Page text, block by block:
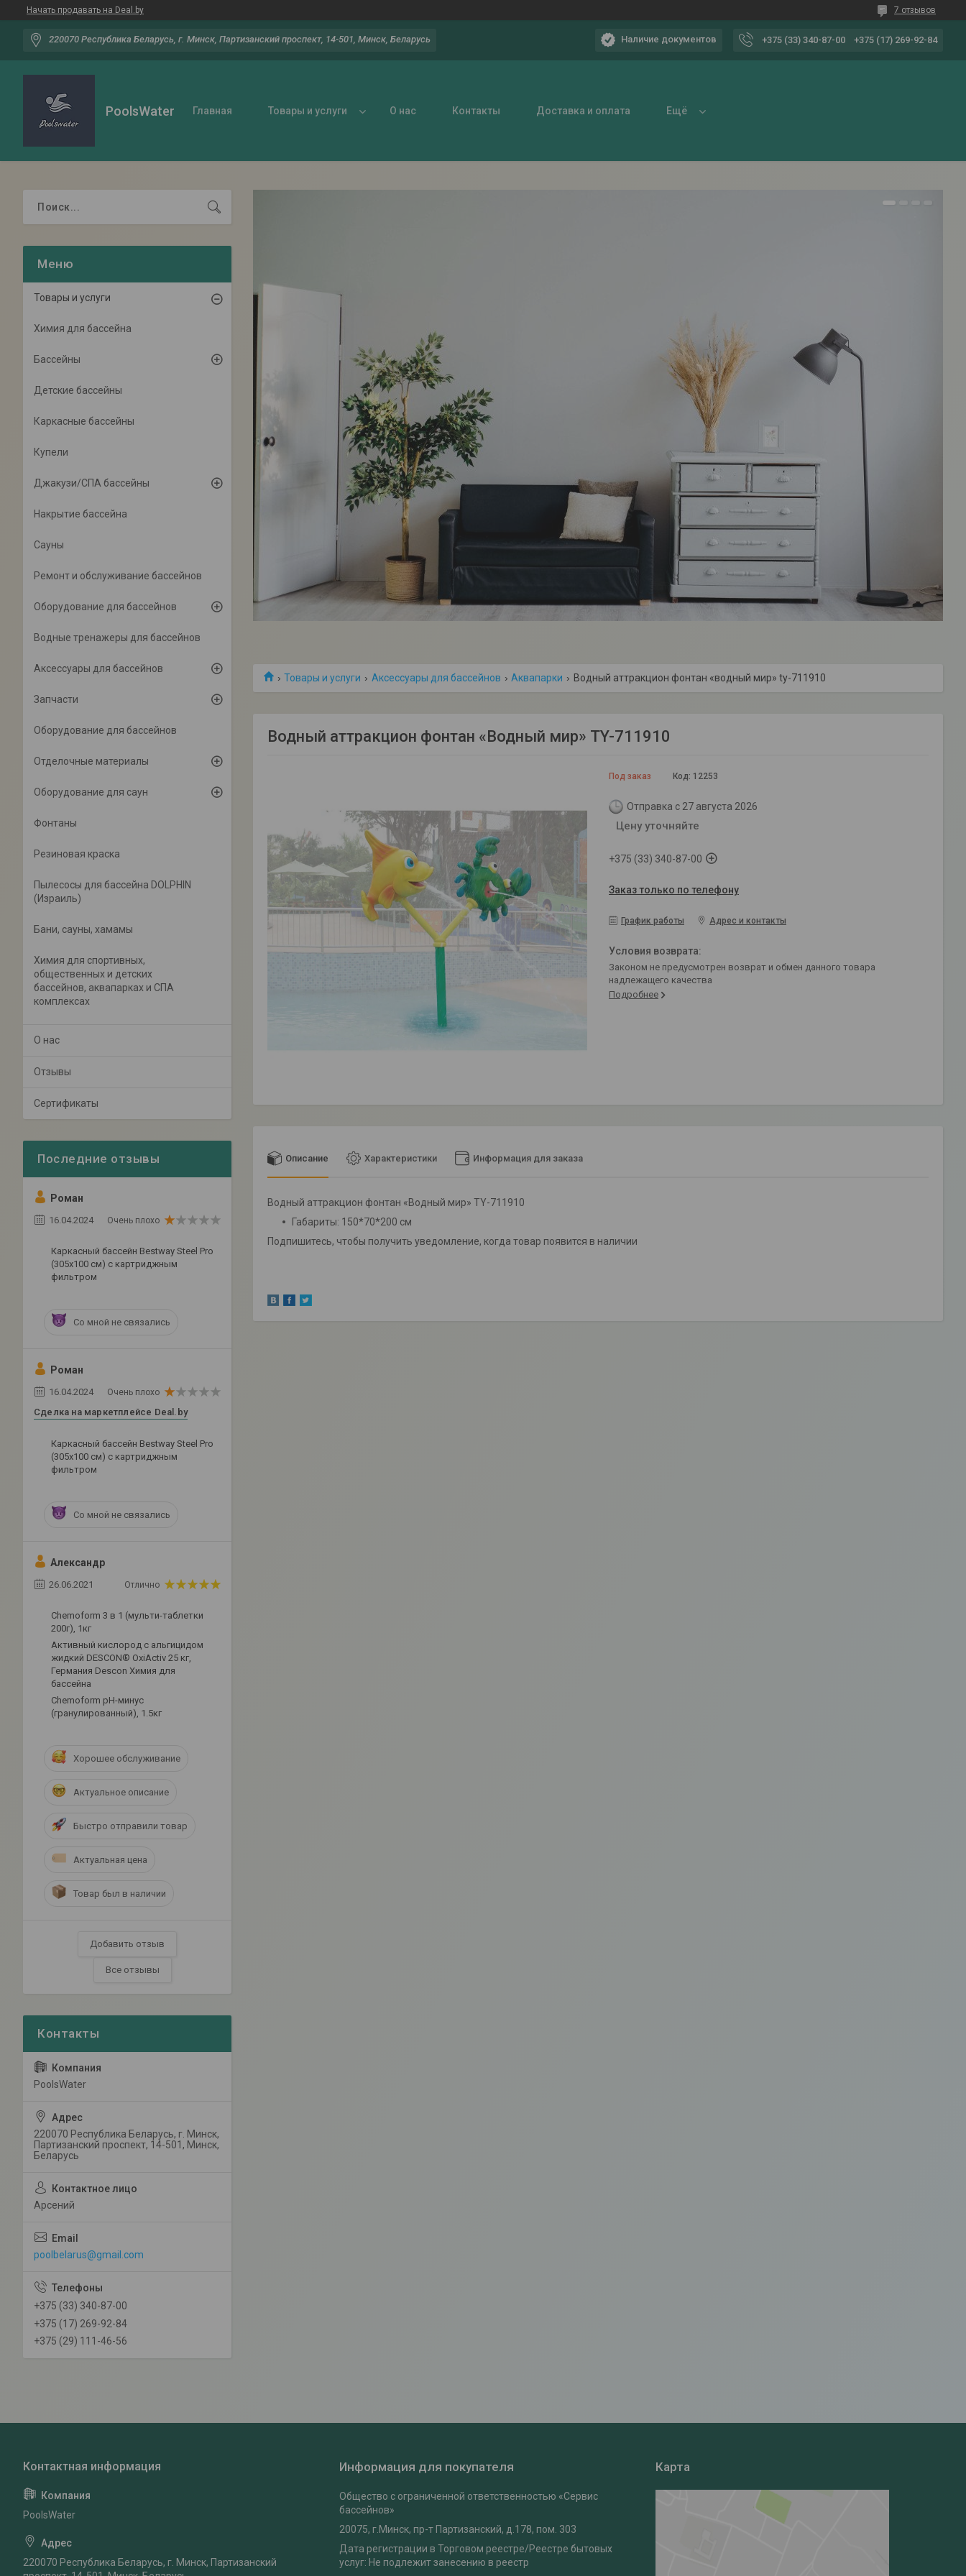
Начать продавать на Deal.by 7 отзывов
220070 Республика Беларусь, г. Минск, Партизанский проспект, 14-501, Минск, Беларусь Наличие документов +375 (33) 340-87-00 +375 (17) 269-92-84
PoolsWater Главная Товары и услуги О нас Контакты Доставка и оплата Ещё
Товары и услуги Аксессуары для бассейнов Аквапарки Водный аттракцион фонтан «водный мир» ty-711910
Водный аттракцион фонтан «Водный мир» TY-711910
Под заказ Код: 12253
Отправка с 27 августа 2026
Цену уточняйте
+375 (33) 340-87-00
Заказ только по телефону
График работы Адрес и контакты
Законом не предусмотрен возврат и обмен данного товара
надлежащего качества
Подробнее
Описание Характеристики Информация для заказа
Водный аттракцион фонтан «Водный мир» TY-711910
Габариты: 150*70*200 см
Подпишитесь, чтобы получить уведомление, когда товар появится в наличии
Товары и услуги
Химия для бассейна
Бассейны
Детские бассейны
Каркасные бассейны
Купели
Джакузи/СПА бассейны
Накрытие бассейна
Сауны
Ремонт и обслуживание бассейнов
Оборудование для бассейнов
Водные тренажеры для бассейнов
Аксессуары для бассейнов
Запчасти
Оборудование для бассейнов
Отделочные материалы
Оборудование для саун
Фонтаны
Резиновая краска
Пылесосы для бассейна DOLPHIN
(Израиль)
Бани, сауны, хамамы
Химия для спортивных,
общественных и детских
бассейнов, аквапарках и СПА
комплексах
О нас
Отзывы
Сертификаты
Роман
16.04.2024 Очень плохо
Каркасный бассейн Bestway Steel Pro
(305х100 см) с картриджным
фильтром
Со мной не связались
Роман
16.04.2024 Очень плохо
Сделка на маркетплейсе Deal.by
Каркасный бассейн Bestway Steel Pro
(305х100 см) с картриджным
фильтром
Со мной не связались
Александр
26.06.2021 Отлично
Chemoform 3 в 1 (мульти-таблетки
200г), 1кг
Активный кислород с альгицидом
жидкий DESCON® OxiActiv 25 кг,
Германия Descon Химия для
бассейна
Сhemoform рН-минус
(гранулированный), 1.5кг
Хорошее обслуживание
Актуальное описание
Быстро отправили товар
Актуальная цена
Товар был в наличии
Добавить отзыв
Все отзывы
PoolsWater
220070 Республика Беларусь, г. Минск,
Партизанский проспект, 14-501, Минск,
Беларусь
Арсений
poolbelarus@gmail.com
+375 (33) 340-87-00
+375 (17) 269-92-84
+375 (29) 111-46-56
PoolsWater
220070 Республика Беларусь, г. Минск, Партизанский
Информация для покупателя
Общество с ограниченной ответственностью «Сервис
бассейнов»
20075, г.Минск, пр-т Партизанский, д.178, пом. 303
Дата регистрации в Торговом реестре/Реестре бытовых
услуг: Не подлежит занесению в реестр
Карта